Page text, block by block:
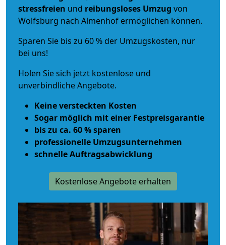
stressfreien und reibungsloses Umzug von
Wolfsburg nach Almenhof ermöglichen können.
Sparen Sie bis zu 60 % der Umzugskosten, nur
bei uns!
Holen Sie sich jetzt kostenlose und
unverbindliche Angebote.
Keine versteckten Kosten
Sogar möglich mit einer Festpreisgarantie
bis zu ca. 60 % sparen
professionelle Umzugsunternehmen
schnelle Auftragsabwicklung
Kostenlose Angebote erhalten